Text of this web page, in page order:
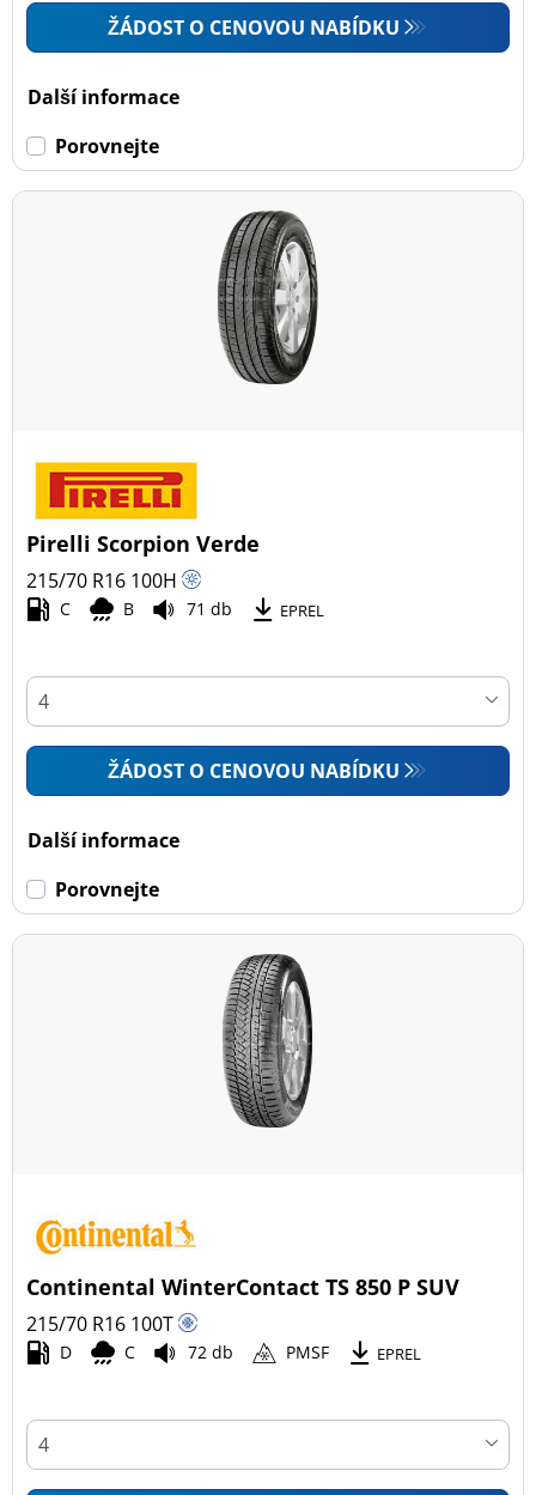
ŽÁDOST O CENOVOU NABÍDKU
Další informace
Porovnejte
Pirelli Scorpion Verde
215/70 R16 100H
C B 71 db EPREL
ŽÁDOST O CENOVOU NABÍDKU
Další informace
Porovnejte
Continental WinterContact TS 850 P SUV
215/70 R16 100T
D C 72 db PMSF EPREL